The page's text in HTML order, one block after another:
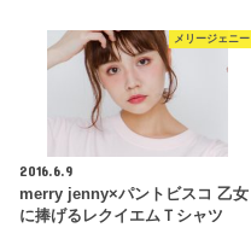
メリージェニー
2016.6.9
merry jenny×パントビスコ 乙女
に捧げるレクイエムＴシャツ